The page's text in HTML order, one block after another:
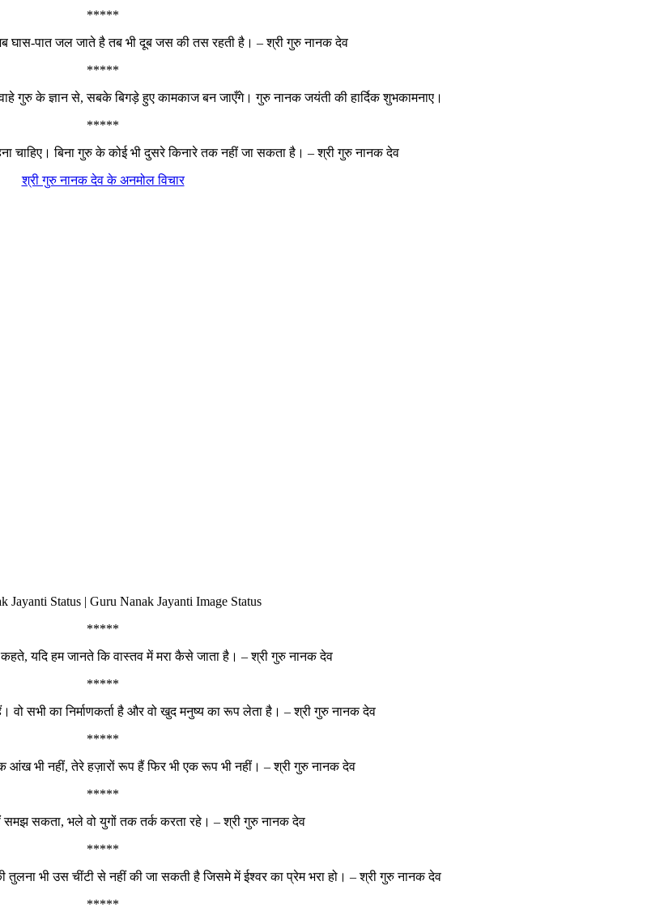
*****
घास-पात जल जाते है तब भी दूब जस की तस रहती है। – श्री गुरु नानक देव
*****
गुरु के ज्ञान से, सबके बिगड़े हुए कामकाज बन जाएँगे। गुरु नानक जयंती की हार्दिक शुभकामनाए।
*****
चाहिए। बिना गुरु के कोई भी दुसरे किनारे तक नहीं जा सकता है। – श्री गुरु नानक देव
श्री गुरु नानक देव के अनमोल विचार
Jayanti Status | Guru Nanak Jayanti Image Status
*****
यदि हम जानते कि वास्तव में मरा कैसे जाता है। – श्री गुरु नानक देव
*****
सभी का निर्माणकर्ता है और वो खुद मनुष्य का रूप लेता है। – श्री गुरु नानक देव
*****
आंख भी नहीं, तेरे हज़ारों रूप हैं फिर भी एक रूप भी नहीं। – श्री गुरु नानक देव
*****
समझ सकता, भले वो युगों तक तर्क करता रहे। – श्री गुरु नानक देव
*****
तुलना भी उस चींटी से नहीं की जा सकती है जिसमे में ईश्वर का प्रेम भरा हो। – श्री गुरु नानक देव
*****